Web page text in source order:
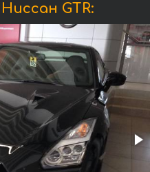
GTR: